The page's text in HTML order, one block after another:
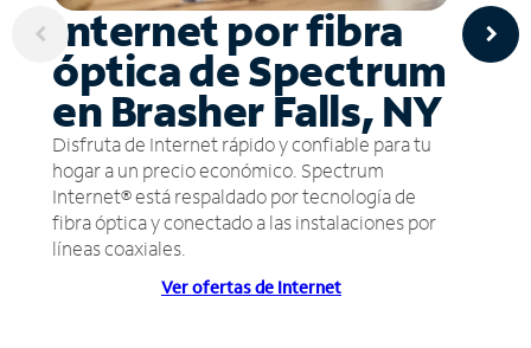
Internet por fibra
óptica de Spectrum
en Brasher Falls, NY
Disfruta de Internet rápido y confiable para tu
hogar a un precio económico. Spectrum
Internet® está respaldado por tecnología de
fibra óptica y conectado a las instalaciones por
líneas coaxiales.
Ver ofertas de Internet